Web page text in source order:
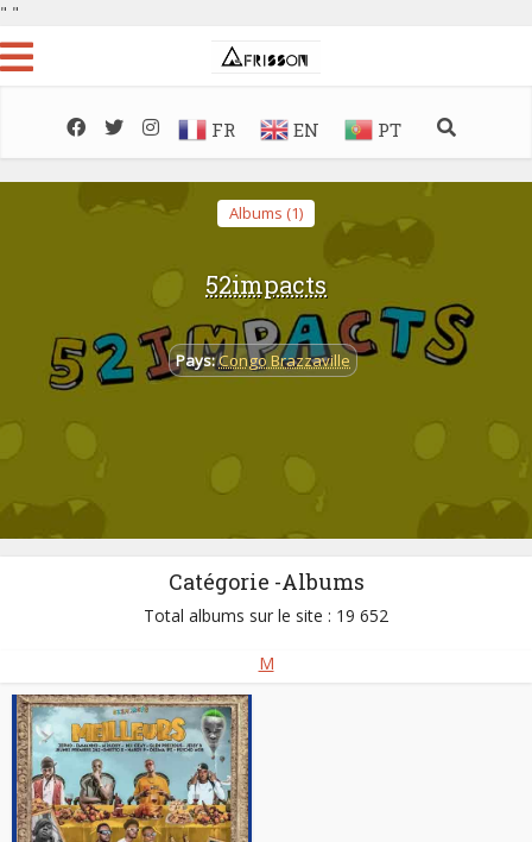
" "
FR EN PT
Albums (1)
52impacts
Pays:Congo Brazzaville
Catégorie -Albums
Total albums sur le site : 19 652
M